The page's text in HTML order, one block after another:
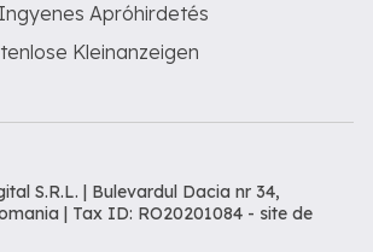
Apróhirdetés
Kleinanzeigen
S.R.L. | Bulevardul Dacia nr 34,
| Tax ID: RO20201084 - site de